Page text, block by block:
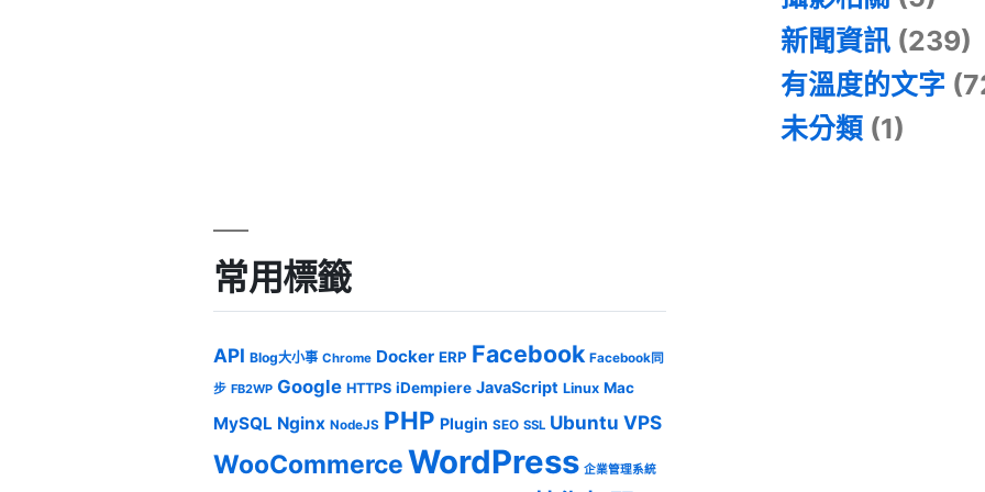
新聞資訊 (239)
有溫度的文字
未分類 (1)
常用標籤
API Blog大小事 Chrome Docker ERP Facebook Facebook同
步 FB2WP Google HTTPS iDempiere JavaScript Linux Mac
MySQL Nginx NodeJS PHP Plugin SEO SSL Ubuntu VPS
WooCommerceWordPress 企業管理系統